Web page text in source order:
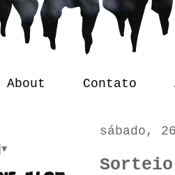
About Contato
sábado,
▼